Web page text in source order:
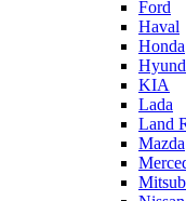
Ford
Haval
Honda
KIA
Lada
Land
Mazda